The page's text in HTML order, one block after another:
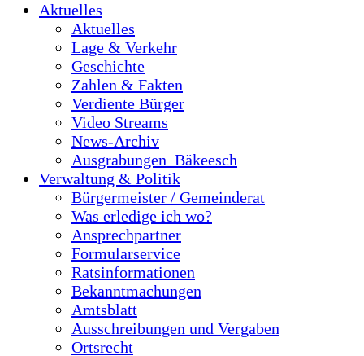
Aktuelles
Aktuelles
Lage & Verkehr
Geschichte
Zahlen & Fakten
Verdiente Bürger
Video Streams
News-Archiv
Ausgrabungen_Bäkeesch
Verwaltung & Politik
Bürgermeister / Gemeinderat
Was erledige ich wo?
Ansprechpartner
Formularservice
Ratsinformationen
Bekanntmachungen
Amtsblatt
Ausschreibungen und Vergaben
Ortsrecht